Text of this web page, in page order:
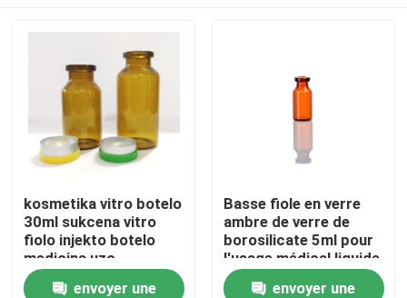
À la maison
Produits
kosmetika vitro botelo
30ml sukcena vitro
fiolo injekto botelo
medicina uzo
envoyer une
Basse fiole en verre
ambre de verre de
borosilicate 5ml pour
l'usage médical liquide
pharmaceutique
envoyer une